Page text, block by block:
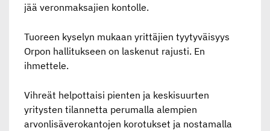
jää veronmaksajien kontolle.
Tuoreen kyselyn mukaan yrittäjien tyytyväisyys
Orpon hallitukseen on laskenut rajusti. En
ihmettele.
Vihreät helpottaisi pienten ja keskisuurten
yritysten tilannetta perumalla alempien
arvonlisäverokantojen korotukset ja nostamalla